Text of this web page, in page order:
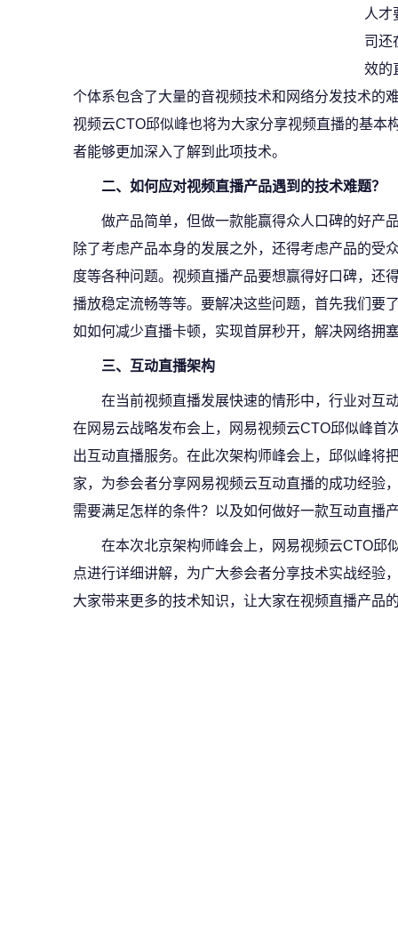
人才
司还
效的
个体系包含了大量的音视频技术和网络分发技术的
视频云CTO邱似峰也将为大家分享视频直播的基本
者能够更加深入了解到此项技术。
二、如何应对视频直播产品遇到的技术难题？
做产品简单，但做一款能赢得众人口碑的好产
除了考虑产品本身的发展之外，还得考虑产品的受
度等各种问题。视频直播产品要想赢得好口碑，还
播放稳定流畅等等。要解决这些问题，首先我们要
如如何减少直播卡顿，实现首屏秒开，解决网络拥
三、互动直播架构
在当前视频直播发展快速的情形中，行业对互
在网易云战略发布会上，网易视频云CTO邱似峰首
出互动直播服务。在此次架构师峰会上，邱似峰将
家，为参会者分享网易视频云互动直播的成功经验
需要满足怎样的条件？以及如何做好一款互动直播
在本次北京架构师峰会上，网易视频云CTO邱
点进行详细讲解，为广大参会者分享技术实战经验
大家带来更多的技术知识，让大家在视频直播产品